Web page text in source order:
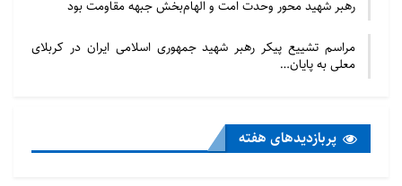
رهبر شهید محور وحدت امت و الهام‌بخش جبهه مقاومت بود
مراسم تشییع پیکر رهبر شهید جمهوری اسلامی ایران در کربلای
معلی به پایان…
پربازدید‌های هفته